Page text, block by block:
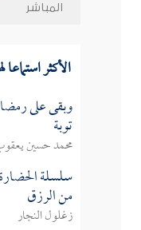
المباشر
الأكثر
وبقى على
توبة
محمد حسين
من الرزق
زغلول النجار